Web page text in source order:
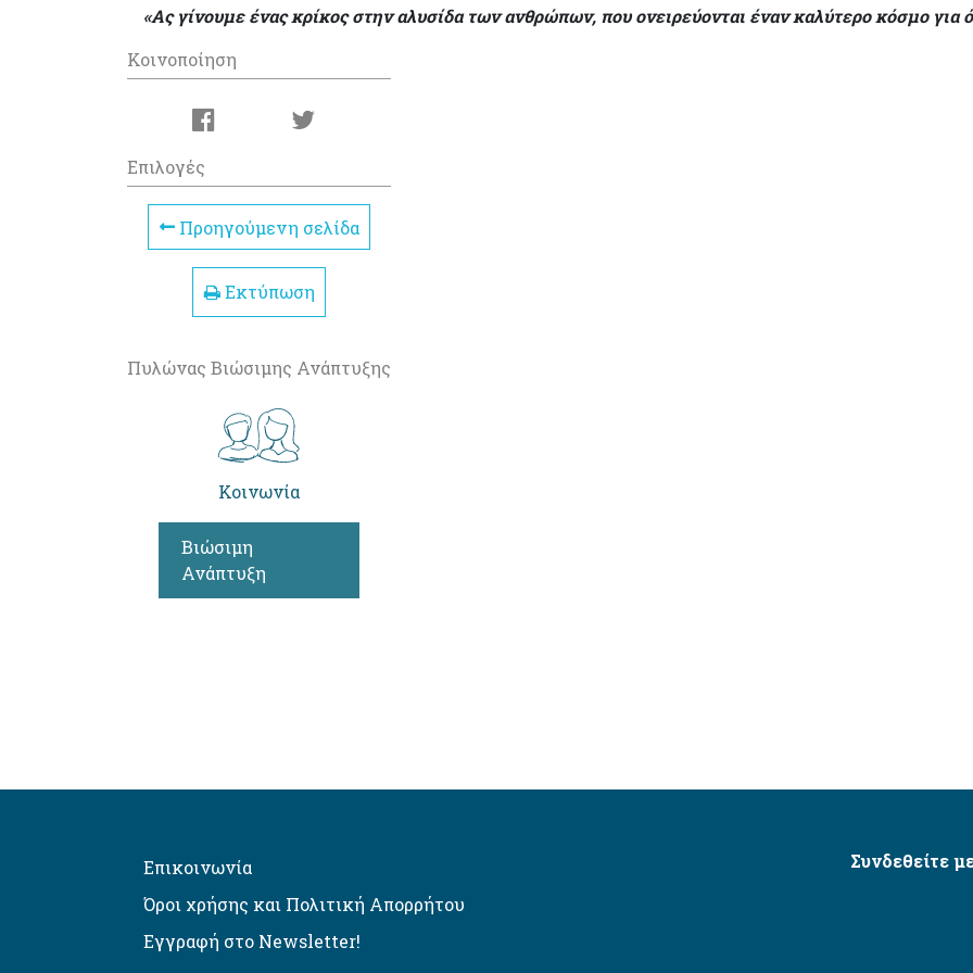
«Ας γίνουμε ένας κρίκος στην αλυσίδα των ανθρώπων, που ονειρεύονται έναν καλύτερο κόσμο για
Κοινοποίηση
Επιλογές
Προηγούμενη σελίδα
Εκτύπωση
Πυλώνας Βιώσιμης Ανάπτυξης
Κοινωνία
Βιώσιμη
Ανάπτυξη
Επικοινωνία
Όροι χρήσης και Πολιτική Απορρήτου
Εγγραφή στο Newsletter!
Συνδεθείτε